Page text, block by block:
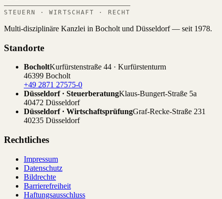
STEUERN · WIRTSCHAFT · RECHT
Multi-disziplinäre Kanzlei in Bocholt und Düsseldorf — seit 1978.
Standorte
BocholtKurfürstenstraße 44 · Kurfürstenturm
46399 Bocholt
+49 2871 27575-0
Düsseldorf · SteuerberatungKlaus-Bungert-Straße 5a
40472 Düsseldorf
Düsseldorf · WirtschaftsprüfungGraf-Recke-Straße 231
40235 Düsseldorf
Rechtliches
Impressum
Datenschutz
Bildrechte
Barrierefreiheit
Haftungsausschluss